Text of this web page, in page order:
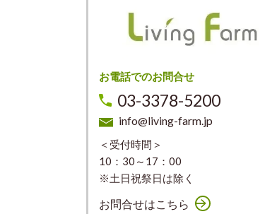
お電話でのお問合せ
03-3378-5200
info@living-farm.jp
＜受付時間＞
10：30～17：00
※土日祝祭日は除く
お問合せはこちら